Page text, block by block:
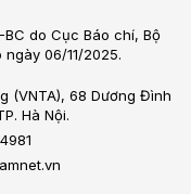
do Cục Báo chí, Bộ
06/11/2025.
(VNTA), 68 Dương Đình
Hà Nội.